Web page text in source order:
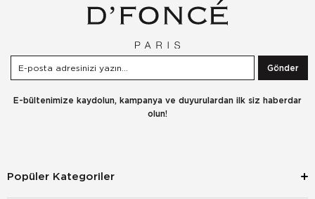
Gönder
E-bültenimize kaydolun, kampanya ve duyurulardan ilk siz haberdar
olun!
Popüler Kategoriler